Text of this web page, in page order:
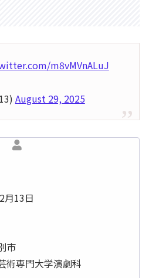
m8vMVnALuJ
August 29, 2025
月13日
市
術専門大学演劇科